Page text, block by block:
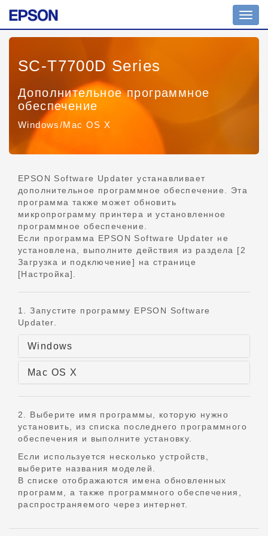
SC-T7700D Series
Дополнительное программное
обеспечение
Windows/Mac OS X
EPSON Software Updater устанавливает
дополнительное программное обеспечение. Эта
программа также может обновить
микропрограмму принтера и установленное
программное обеспечение.
Если программа EPSON Software Updater не
установлена, выполните действия из раздела [2
Загрузка и подключение] на странице
[Настройка].
1. Запустите программу EPSON Software
Updater.
Windows
Mac OS X
2. Выберите имя программы, которую нужно
установить, из списка последнего программного
обеспечения и выполните установку.
Если используется несколько устройств,
выберите названия моделей.
В списке отображаются имена обновленных
программ, а также программного обеспечения,
распространяемого через интернет.